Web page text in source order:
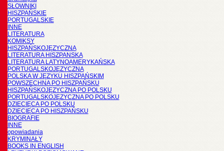
SŁOWNIKI
HISZPAŃSKIE
PORTUGALSKIE
INNE
LITERATURA
KOMIKSY
HISZPAŃSKOJĘZYCZNA
LITERATURA HISZPANSKA
LITERATURA LATYNOAMERYKAŃSKA
PORTUGALSKOJĘZYCZNA
POLSKA W JĘZYKU HISZPAŃSKIM
POWSZECHNA PO HISZPAŃSKU
HISZPAŃSKOJĘZYCZNA PO POLSKU
PORTUGALSKOJĘZYCZNA PO POLSKU
DZIECIĘCA PO POLSKU
DZIECIĘCA PO HISZPAŃSKU
BIOGRAFIE
INNE
opowiadania
KRYMINAŁY
BOOKS IN ENGLISH